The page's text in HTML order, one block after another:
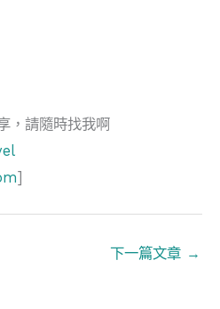
，請隨時找我啊
]
下一篇文章 →